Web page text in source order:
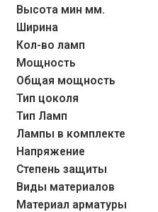
Высота мин мм.
Ширина
Кол-во ламп
Мощность
Общая мощность
Тип цоколя
Тип Ламп
Лампы в комплекте
Напряжение
Степень защиты
Виды материалов
Материал арматуры